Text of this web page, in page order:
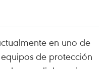
en uno de
de protección